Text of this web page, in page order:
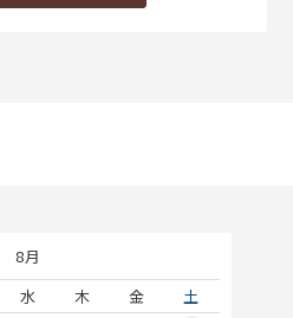
8月
水 木 金
土